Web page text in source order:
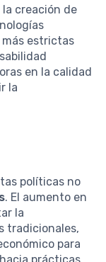
creación de
más estrictas
en la calidad
la
políticas no
. El aumento en
la
tradicionales,
para